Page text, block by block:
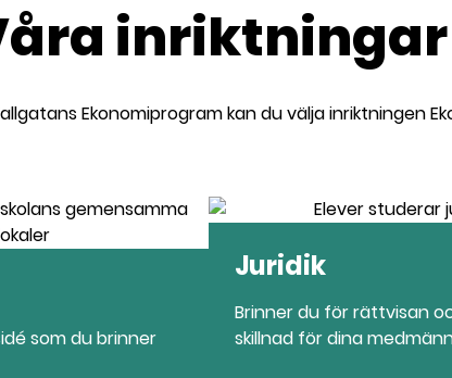
inriktningar
Ekonomiprogram kan du välja inriktningen
som du brinner
Juridik
Brinner du för rättvisan
skillnad för dina